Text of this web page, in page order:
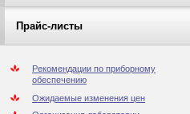
Прайс-листы
Рекомендации по приборному
обеспечению
Ожидаемые изменения цен